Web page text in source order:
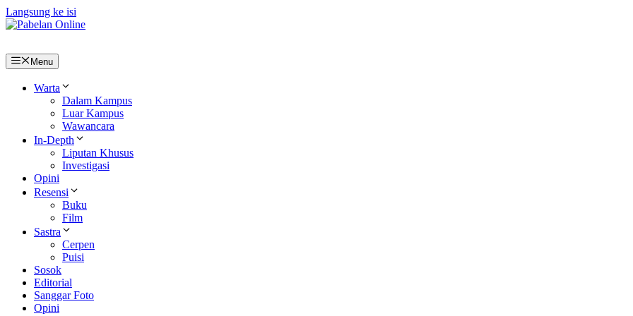
Langsung ke isi
Menu
Warta
Dalam Kampus
Luar Kampus
Wawancara
In-Depth
Liputan Khusus
Investigasi
Opini
Resensi
Buku
Film
Sastra
Cerpen
Puisi
Sosok
Editorial
Sanggar Foto
Opini